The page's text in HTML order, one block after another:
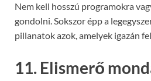
Nem kell hosszú programokra
gondolni. Sokszor épp a
pillanatok azok, amelyek igazán
11. Elismerő